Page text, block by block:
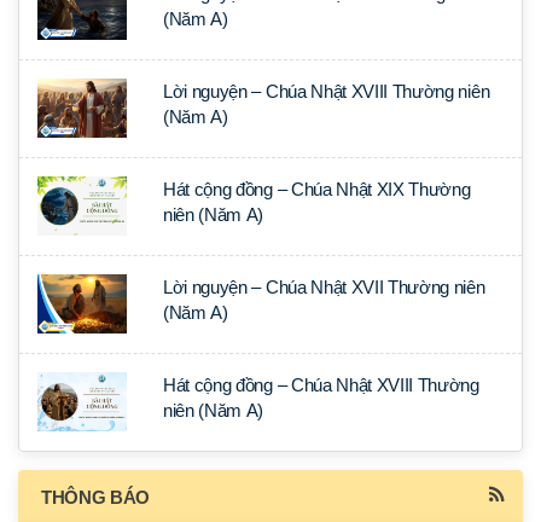
(Năm A)
Lời nguyện – Chúa Nhật XVIII Thường niên
(Năm A)
Hát cộng đồng – Chúa Nhật XIX Thường
niên (Năm A)
Lời nguyện – Chúa Nhật XVII Thường niên
(Năm A)
Hát cộng đồng – Chúa Nhật XVIII Thường
niên (Năm A)
THÔNG BÁO